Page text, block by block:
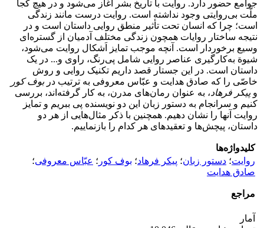
جوامع حضور دارد. روایت با تاریخ بشر آغاز می‌شود و در هیچ کجا
ملّت بی‌روایتی وجود نداشته است. روایت درست مانند زندگی
است؛ چرا که انسان تحت تأثیر منطق روایی داستان است و در
نتیجه ساختار روایات همچون زندگی مختلف آدمیان از گستره‌ای
وسیع برخوردار است. آنچه موجب تمایز اَشکال روایت می‌شود،
شیوة به‌کارگیری عناصر روایی شامل پی‌رنگ، راوی و... در یک
داستان است. در این جستار قصد داریم تکنیک روایی و روش
خاصّی را که صادق هدایت و عبّاس معروفی به ترتیب دربوف کور
وپیکر فرهاد، به عنوان رمان‌های مدرن، به کار گرفته‌اند، بررسی
کنیم و سرانجام به دستور زبان این دو نویسنده پی ببریم و تمایز
روایت آنها را نشان دهیم. همچنین با ذکر مثال‌هایی از هر دو
داستان، پیچش‌ها و تعقیدهای هر کدام را بازنماییم.
کلیدواژه‌ها
روایت؛ دستور زبان؛ پیکر فرهاد؛ بوف کور ؛ عبّاس معروفی؛
صادق هدایت
مراجع
آمار